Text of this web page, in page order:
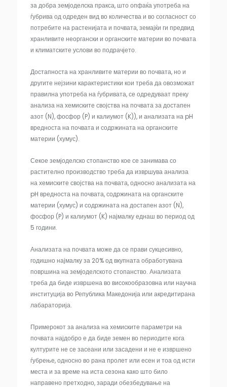
за добра земјоделска пракса, што опфаќа употреба на
ѓубрива од одреден вид во количества и во согласност со
потребите на растенијата и почвата, земајќи ги предвид
хранливите неоргански и органските материи во почвата
и климатските услови во подрачјето.
Достапноста на хранливите материи во почвата, но и
другите нејзини карактеристики кои треба да овозможат
правилна употреба на ѓубривата, се одредуваат преку
анализа на хемиските својства на почвата за достапен
азот (N), фосфор (P) и калиумот (K)), и анализата на pH
вредноста на почвата и содржината на органските
материи (хумус).
Секое земјоделско стопанство кое се занимава со
растително производство треба да извршува анализа
на хемиските својства на почвата, односно анализата на
pH вредноста на почвата, содржината на органските
материи (хумус) и содржината на достапен азот (N),
фосфор (P) и калиумот (K) најмалку еднаш во период од
5 години.
Анализата на почвата може да се прави сукцесивно,
годишно најмалку за 20% од вкупната обработувана
површина на земјоделското стопанство. Анализата
треба да биде извршена во високообразовна или научна
институција во Република Македонија или акредитирана
лабараторија.
Примерокот за анализа на хемиските параметри на
почвата најдобро е да биде земен во периодите кога
културите не се засеани или засадени и не е извршено
ѓубрење, односно во рана пролет или есен и тоа од исти
места и за време на иста сезона како што било
направено претходно, заради обезбедување на